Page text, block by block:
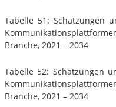
Tabelle 51: Schätzungen
Branche, 2021 – 2034
Tabelle 52: Schätzungen
Branche, 2021 – 2034